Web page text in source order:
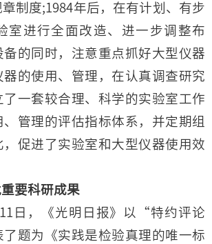
制度;1984年后，在有计划、有步
室进行全面改造、进一步调整布
备的同时，注意重点抓好大型仪器
的使用、管理，在认真调查研究
了一套较合理、科学的实验室工作
管理的评估指标体系，并定期组
，促进了实验室和大型仪器使用效
要科研成果
日，《光明日报》以“特约评论
题为《实践是检验真理的唯一标